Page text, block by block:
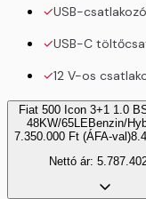
USB-
USB-C
12 V-os
Fiat 500 Icon 3+1 1.0
48KW/65LE Benzin/
7.350.000 Ft (ÁFA-val)
Nettó ár: